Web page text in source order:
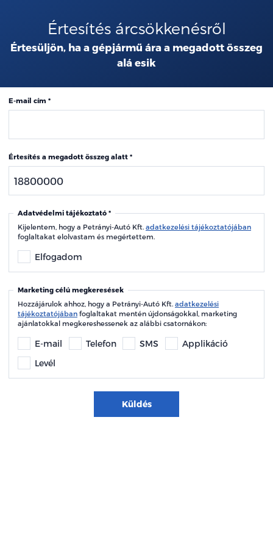
Értesítés árcsökkenésről
Értesüljön, ha a gépjármű ára a megadott összeg
alá esik
E-mail cím
Értesítés a megadott összeg alatt
Adatvédelmi tájékoztató
Kijelentem, hogy a Petrányi-Autó Kft. adatkezelési tájékoztatójában
foglaltakat elolvastam és megértettem.
Elfogadom
Marketing célú megkeresések
Hozzájárulok ahhoz, hogy a Petrányi-Autó Kft. adatkezelési
tájékoztatójában foglaltakat mentén újdonságokkal, marketing
ajánlatokkal megkereshessenek az alábbi csatornákon:
E-mail Telefon SMS
Applikáció
Levél
Küldés